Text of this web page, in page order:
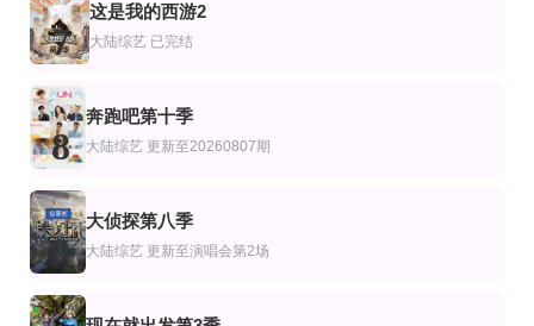
7
这是我的西游2
大陆综艺 已完结
8
奔跑吧第十季
大陆综艺 更新至20260807期
9
大侦探第八季
大陆综艺 更新至演唱会第2场